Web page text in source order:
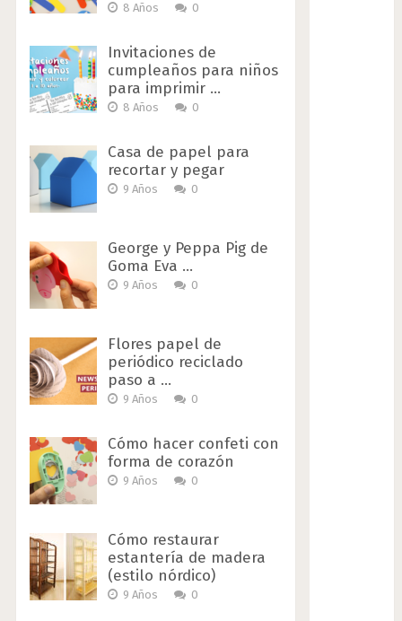
8 Años 0
Invitaciones de
cumpleaños para niños
para imprimir …
8 Años 0
Casa de papel para
recortar y pegar
9 Años 0
George y Peppa Pig de
Goma Eva …
9 Años 0
Flores papel de
periódico reciclado
paso a …
9 Años 0
Cómo hacer confeti con
forma de corazón
9 Años 0
Cómo restaurar
estantería de madera
(estilo nórdico)
9 Años 0